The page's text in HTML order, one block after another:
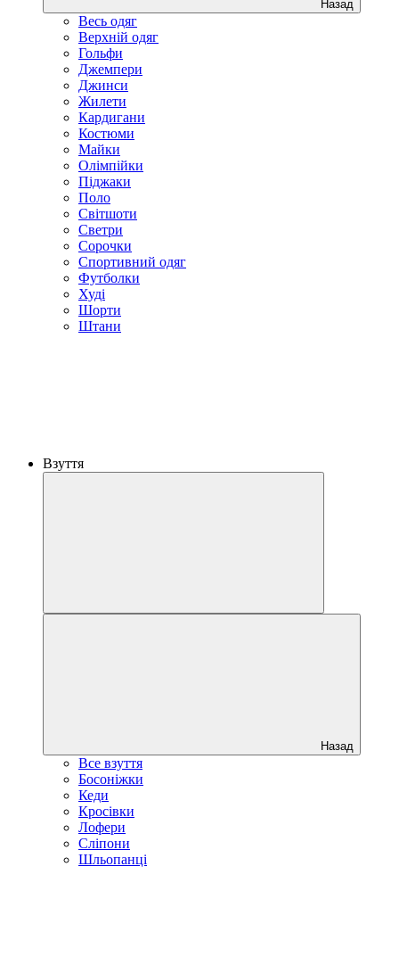
Назад
Весь одяг
Верхній одяг
Гольфи
Джемпери
Джинси
Жилети
Кардигани
Костюми
Майки
Олімпійки
Піджаки
Поло
Світшоти
Светри
Сорочки
Спортивний одяг
Футболки
Худі
Шорти
Штани
Взуття
Назад
Все взуття
Босоніжки
Кеди
Кросівки
Лофери
Сліпони
Шльопанці